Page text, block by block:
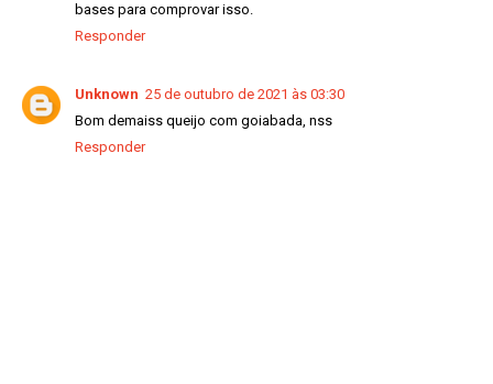
bases para comprovar isso.
Responder
Unknown 25 de outubro de 2021 às 03:30
Bom demaiss queijo com goiabada, nss
Responder